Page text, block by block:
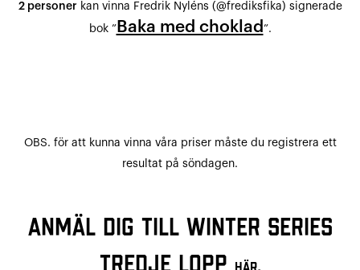
2 personer kan vinna Fredrik Nyléns (@frediksfika) signerade
bok ”Baka med choklad ”.
OBS. för att kunna vinna våra priser måste du registrera ett
resultat på söndagen.
Anmäl dig till Winter Series